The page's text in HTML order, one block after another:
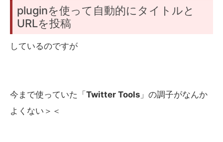
pluginを使って自動的にタイトルと
URLを投稿
しているのですが
今まで使っていた「Twitter Tools 」の調子がなんか
よくない＞＜